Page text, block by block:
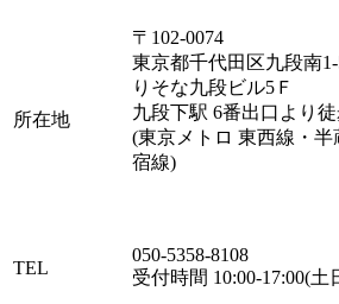
所在地
〒102-0074
東京都千代田区九段南
りそな九段ビル5Ｆ
九段下駅 6番出口より
(東京メトロ 東西線・
宿線)
TEL
050-5358-8108
受付時間 10:00-17:00(